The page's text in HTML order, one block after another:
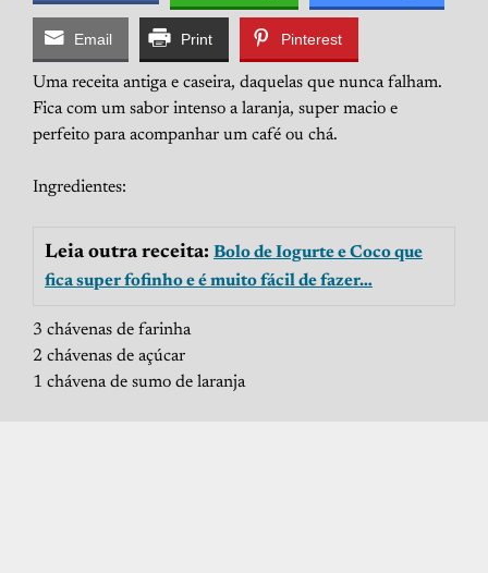
Email Print Pinterest
Uma receita antiga e caseira, daquelas que nunca falham.
Fica com um sabor intenso a laranja, super macio e
perfeito para acompanhar um café ou chá.
Ingredientes:
Leia outra receita: Bolo de Iogurte e Coco que
fica super fofinho e é muito fácil de fazer…
3 chávenas de farinha
2 chávenas de açúcar
1 chávena de sumo de laranja